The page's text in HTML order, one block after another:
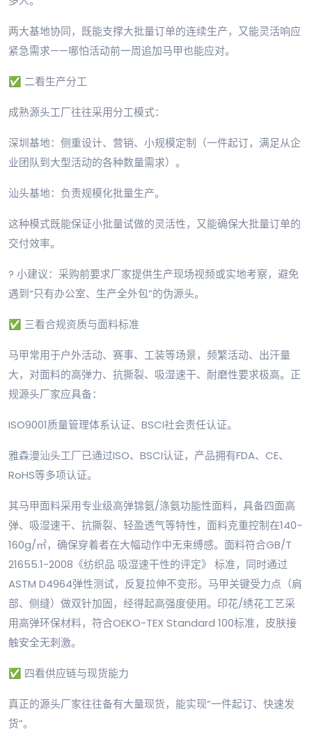
两大基地协同，既能支撑大批量订单的连续生产，又能灵活响应
紧急需求——哪怕活动前一周追加马甲也能应对。
✅ 二看生产分工
成熟源头工厂往往采用分工模式：
深圳基地：侧重设计、营销、小规模定制（一件起订，满足从企
业团队到大型活动的各种数量需求）。
汕头基地：负责规模化批量生产。
这种模式既能保证小批量试做的灵活性，又能确保大批量订单的
交付效率。
? 小建议：采购前要求厂家提供生产现场视频或实地考察，避免
遇到“只有办公室、生产全外包”的伪源头。
✅ 三看合规资质与面料标准
马甲常用于户外活动、赛事、工装等场景，频繁活动、出汗量
大，对面料的高弹力、抗撕裂、吸湿速干、耐磨性要求极高。正
规源头厂家应具备：
ISO9001质量管理体系认证、BSCI社会责任认证。
雅森漫汕头工厂已通过ISO、BSCI认证，产品拥有FDA、CE、
RoHS等多项认证。
其马甲面料采用专业级高弹锦氨/涤氨功能性面料，具备四面高
弹、吸湿速干、抗撕裂、轻盈透气等特性，面料克重控制在140-
160g/㎡，确保穿着者在大幅动作中无束缚感。面料符合GB/T
21655.1-2008《纺织品 吸湿速干性的评定》 标准，同时通过
ASTM D4964弹性测试，反复拉伸不变形。马甲关键受力点（肩
部、侧缝）做双针加固，经得起高强度使用。印花/绣花工艺采
用高弹环保材料，符合OEKO-TEX Standard 100标准，皮肤接
触安全无刺激。
✅ 四看供应链与现货能力
真正的源头厂家往往备有大量现货，能实现“一件起订、快速发
货”。